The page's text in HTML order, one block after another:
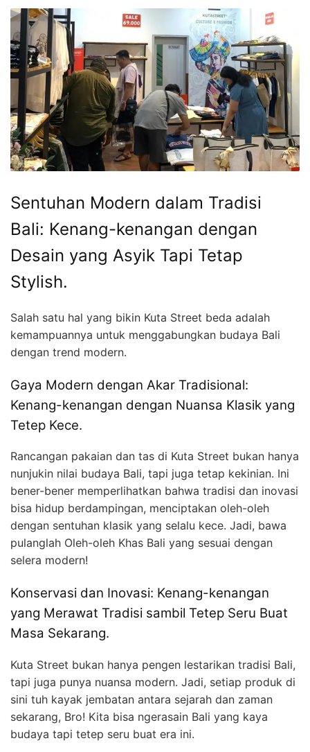
Sentuhan Modern dalam Tradisi
Bali: Kenang-kenangan dengan
Desain yang Asyik Tapi Tetap
Stylish.
Salah satu hal yang bikin Kuta Street beda adalah
kemampuannya untuk menggabungkan budaya Bali
dengan trend modern.
Gaya Modern dengan Akar Tradisional:
Kenang-kenangan dengan Nuansa Klasik yang
Tetep Kece.
Rancangan pakaian dan tas di Kuta Street bukan hanya
nunjukin nilai budaya Bali, tapi juga tetap kekinian. Ini
bener-bener memperlihatkan bahwa tradisi dan inovasi
bisa hidup berdampingan, menciptakan oleh-oleh
dengan sentuhan klasik yang selalu kece. Jadi, bawa
pulanglah Oleh-oleh Khas Bali yang sesuai dengan
selera modern!
Konservasi dan Inovasi: Kenang-kenangan
yang Merawat Tradisi sambil Tetep Seru Buat
Masa Sekarang.
Kuta Street bukan hanya pengen lestarikan tradisi Bali,
tapi juga punya nuansa modern. Jadi, setiap produk di
sini tuh kayak jembatan antara sejarah dan zaman
sekarang, Bro! Kita bisa ngerasain Bali yang kaya
budaya tapi tetep seru buat era ini.